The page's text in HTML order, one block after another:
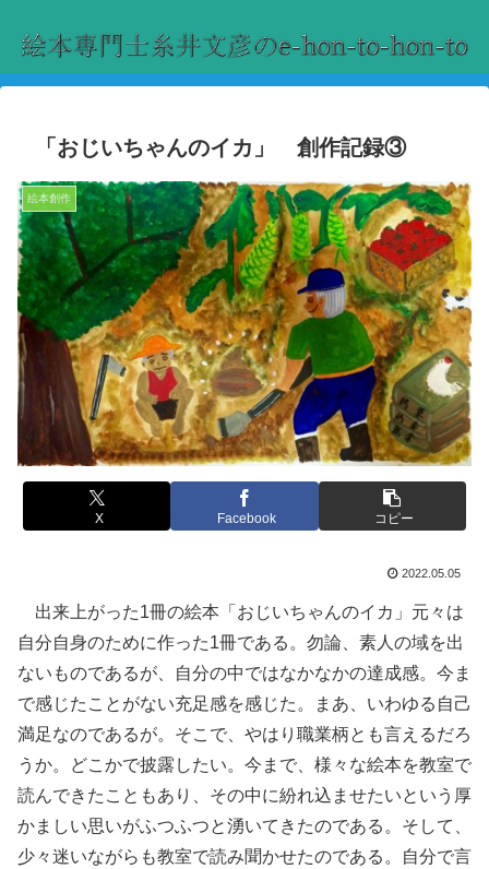
「おじいちゃんのイカ」 創作記録③
絵本創作
X Facebook コピー
2022.05.05
出来上がった1冊の絵本「おじいちゃんのイカ」元々は
自分自身のために作った1冊である。勿論、素人の域を出
ないものであるが、自分の中ではなかなかの達成感。今ま
で感じたことがない充足感を感じた。まあ、いわゆる自己
満足なのであるが。そこで、やはり職業柄とも言えるだろ
うか。どこかで披露したい。今まで、様々な絵本を教室で
読んできたこともあり、その中に紛れ込ませたいという厚
かましい思いがふつふつと湧いてきたのである。そして、
少々迷いながらも教室で読み聞かせたのである。自分で言